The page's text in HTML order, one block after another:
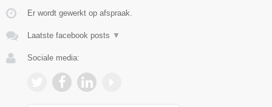
Er wordt gewerkt op afspraak.
Laatste facebook posts ▼
Sociale media: